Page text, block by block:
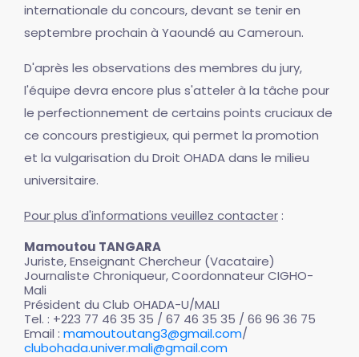
internationale du concours, devant se tenir en
septembre prochain à Yaoundé au Cameroun.
D'après les observations des membres du jury,
l'équipe devra encore plus s'atteler à la tâche pour
le perfectionnement de certains points cruciaux de
ce concours prestigieux, qui permet la promotion
et la vulgarisation du Droit OHADA dans le milieu
universitaire.
Pour plus d'informations veuillez contacter :
Mamoutou TANGARA
Juriste, Enseignant Chercheur (Vacataire)
Journaliste Chroniqueur, Coordonnateur CIGHO-
Mali
Président du Club OHADA-U/MALI
Tel. : +223 77 46 35 35 / 67 46 35 35 / 66 96 36 75
Email : mamoutoutang3@gmail.com/
clubohada.univer.mali@gmail.com